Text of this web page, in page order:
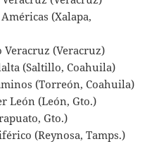
(Xalapa,
Veracruz (Veracruz)
(Saltillo, Coahuila)
(Torreón, Coahuila)
León (León, Gto.)
Gto.)
(Reynosa, Tamps.)